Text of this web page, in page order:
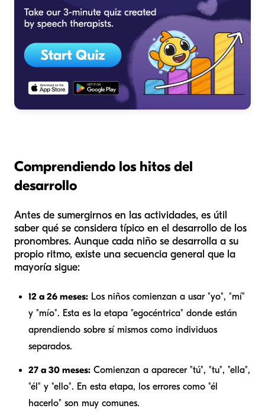
Comprendiendo los hitos del
desarrollo
Antes de sumergirnos en las actividades, es útil
saber qué se considera típico en el desarrollo de los
pronombres. Aunque cada niño se desarrolla a su
propio ritmo, existe una secuencia general que la
mayoría sigue:
12 a 26 meses: Los niños comienzan a usar "yo", "mí"
y "mío". Esta es la etapa "egocéntrica" donde están
aprendiendo sobre sí mismos como individuos
separados.
27 a 30 meses: Comienzan a aparecer "tú", "tu", "ella",
"él" y "ello". En esta etapa, los errores como "él
hacerlo" son muy comunes.